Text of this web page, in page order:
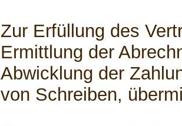
Zur Erfüllung des
Ermittlung der
Abwicklung der
von Schreiben,